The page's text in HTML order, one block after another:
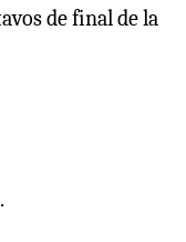
de final de la